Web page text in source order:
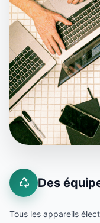
Des
Tous les appareils